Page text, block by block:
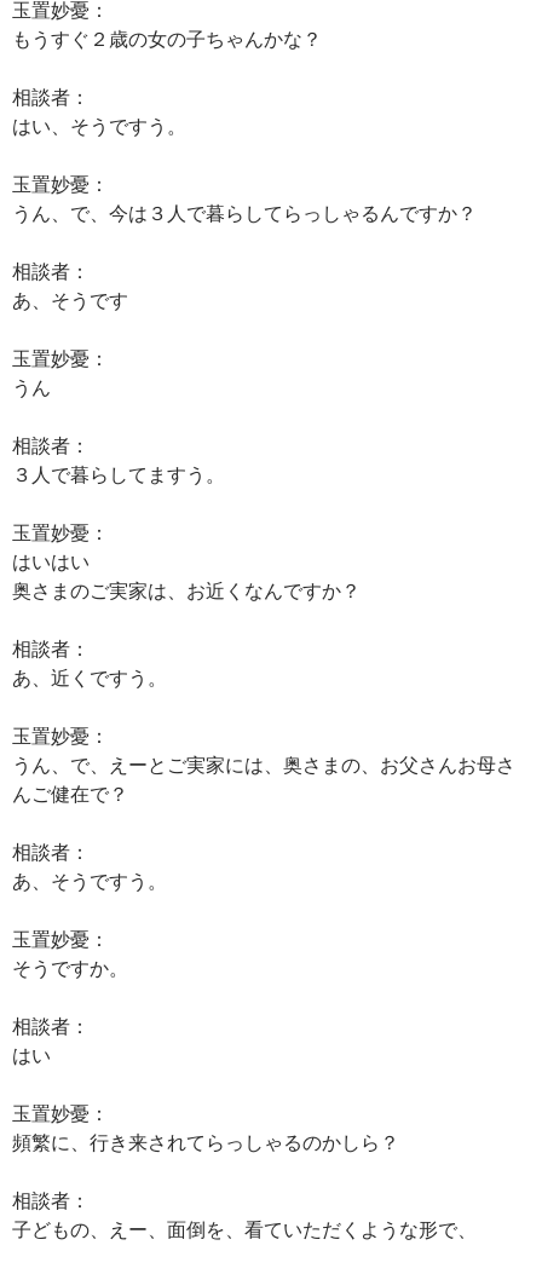
玉置妙憂：
もうすぐ２歳の女の子ちゃんかな？
相談者：
はい、そうですう。
玉置妙憂：
うん、で、今は３人で暮らしてらっしゃるんですか？
相談者：
あ、そうです
玉置妙憂：
うん
相談者：
３人で暮らしてますう。
玉置妙憂：
はいはい
奥さまのご実家は、お近くなんですか？
相談者：
あ、近くですう。
玉置妙憂：
うん、で、えーとご実家には、奥さまの、お父さんお母さ
んご健在で？
相談者：
あ、そうですう。
玉置妙憂：
そうですか。
相談者：
はい
玉置妙憂：
頻繁に、行き来されてらっしゃるのかしら？
相談者：
子どもの、えー、面倒を、看ていただくような形で、